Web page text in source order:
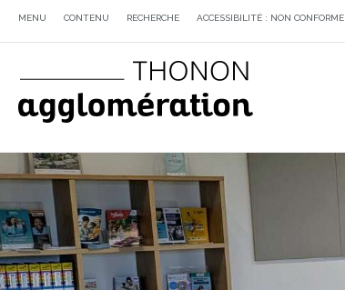
MENU CONTENU RECHERCHE ACCESSIBILITÉ : NON CONFORME